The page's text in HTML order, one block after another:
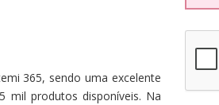
365, sendo uma excelente
mil produtos disponíveis. Na